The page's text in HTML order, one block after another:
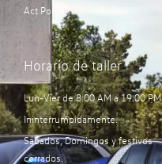
Act Portal”:
Horario de taller
Lun-Vier de 8:00 AM a 19:00 PM
Ininterrumpidamente.
Sábados, Domingos y festivos
cerrados.